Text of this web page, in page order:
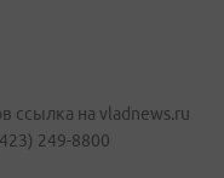
ссылка на vladnews.ru
249-8800